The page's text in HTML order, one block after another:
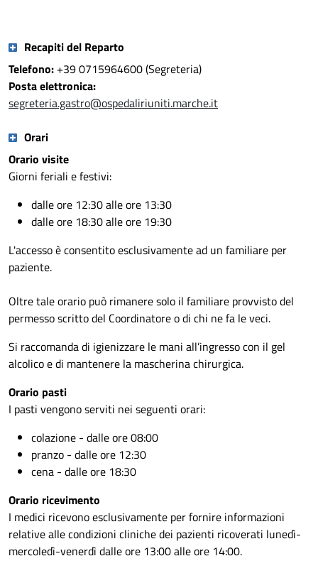
Recapiti del Reparto
Telefono: +39 0715964600 (Segreteria)
Posta elettronica:
segreteria.gastro@ospedaliriuniti.marche.it
Orari
Orario visite
Giorni feriali e festivi:
dalle ore 12:30 alle ore 13:30
dalle ore 18:30 alle ore 19:30
L'accesso è consentito esclusivamente ad un familiare per
paziente.
Oltre tale orario può rimanere solo il familiare provvisto del
permesso scritto del Coordinatore o di chi ne fa le veci.
Si raccomanda di igienizzare le mani all’ingresso con il gel
alcolico e di mantenere la mascherina chirurgica.
Orario pasti
I pasti vengono serviti nei seguenti orari:
colazione - dalle ore 08:00
pranzo - dalle ore 12:30
cena - dalle ore 18:30
Orario ricevimento
I medici ricevono esclusivamente per fornire informazioni
relative alle condizioni cliniche dei pazienti ricoverati lunedì-
mercoledì-venerdì dalle ore 13:00 alle ore 14:00.